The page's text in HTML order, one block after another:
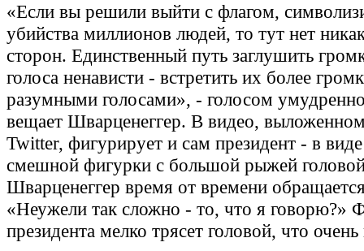
«Если вы решили выйти с флагом,
убийства миллионов людей, то тут нет
сторон. Единственный путь заглушить
голоса ненависти - встретить их более
разумными голосами», - голосом
вещает Шварценеггер. В видео,
Twitter, фигурирует и сам президент - в
смешной фигурки с большой рыжей
Шварценеггер время от времени
«Неужели так сложно - то, что я говорю?»
президента мелко трясет головой, что